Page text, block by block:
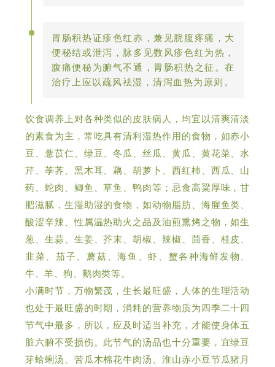
胃肠积热证疹色红赤，兼见脘腹疼痛，大
便秘结或泄泻，脉多见数风疹色红为热，
腹痛便秘为腑气不通，胃肠积热之征。在
治疗上应以疏风祛湿，清泻血热为原则。
饮食调养上对各种类似的皮肤病人，均宜以清爽清淡
的素食为主，常吃具有清利湿热作用的食物，如赤小
豆、薏苡仁、绿豆、冬瓜、丝瓜、黄瓜、黄花菜、水
芹、荸荠、黑木耳、藕、胡萝卜、西红柿、西瓜、山
药、蛇肉、鲫鱼、草鱼、鸭肉等；忌食高粱厚味，甘
肥滋腻，生湿助湿的食物，如动物脂肪、海腥鱼类、
酸涩辛辣、性属温热助火之品及油煎熏烤之物，如生
葱、生蒜、生姜、芥末、胡椒、辣椒、茴香、桂皮、
韭菜、茄子、蘑菇、海鱼、虾、蟹各种海鲜发物、
牛、羊、狗、鹅肉类等。
小满时节，万物繁茂，生长最旺盛，人体的生理活动
也处于最旺盛的时期，消耗的营养物质为四季二十四
节气中最多，所以，应及时适当补充，才能使身体五
脏六腑不受损伤。此节气的汤品也十分重要，宜绿豆
芽蛤蜊汤、苦瓜木棉花牛肉汤、淮山赤小豆节瓜猪月